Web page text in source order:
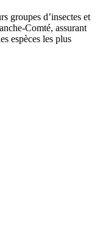
groupes d’insectes et
Comté, assurant
espèces les plus